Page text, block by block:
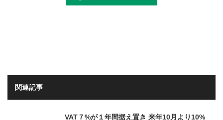
関連記事
VAT７%が１年間据え置き 来年10月より10%